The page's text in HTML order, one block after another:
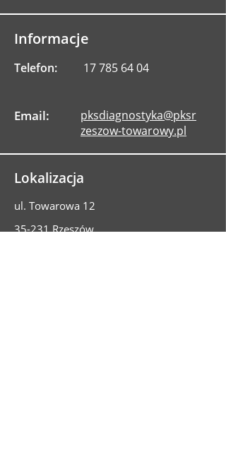
Informacje
Telefon: 17 785 64 04
Email:
pksdiagnostyka@pksr
zeszow-towarowy.pl
Lokalizacja
ul. Towarowa 12
35-231 Rzeszów